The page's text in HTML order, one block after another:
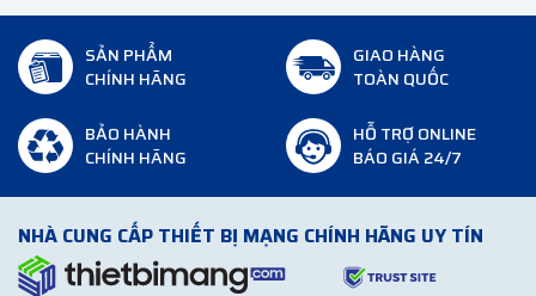
SẢN PHẨM
CHÍNH HÃNG
GIAO HÀNG
TOÀN QUỐC
BẢO HÀNH
CHÍNH HÃNG
HỖ TRỢ ONLINE
BÁO GIÁ 24/7
NHÀ CUNG CẤP THIẾT BỊ MẠNG CHÍNH HÃNG UY TÍN